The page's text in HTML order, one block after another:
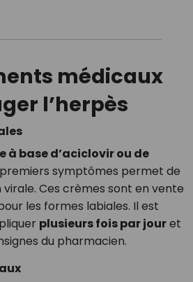
médicaux
l’herpès
à base d’aciclovir ou de
symptômes permet de
Ces crèmes sont en vente
les formes labiales. Il est
plusieurs fois par jouret
du pharmacien.